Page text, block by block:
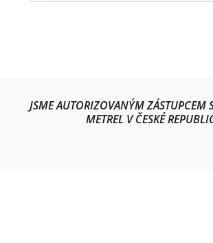
JSME AUTORIZOVANÝM ZÁSTUPCEM
METREL V ČESKÉ